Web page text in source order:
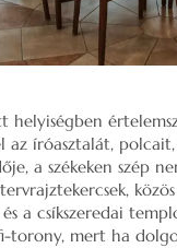
helyiségben
íróasztalát,
a székeken szép
a csíkszeredai
torony, mert ha